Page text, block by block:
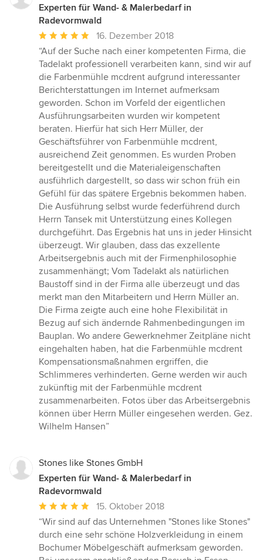
Experten für Wand- & Malerbedarf in
Radevormwald
Durchschnittliche
Bewertung:
5
von
5
Sternen
16. Dezember 2018
“Auf der Suche nach einer kompetenten Firma, die
Tadelakt professionell verarbeiten kann, sind wir auf
die Farbenmühle mcdrent aufgrund interessanter
Berichterstattungen im Internet aufmerksam
geworden. Schon im Vorfeld der eigentlichen
Ausführungsarbeiten wurden wir kompetent
beraten. Hierfür hat sich Herr Müller, der
Geschäftsführer von Farbenmühle mcdrent,
ausreichend Zeit genommen. Es wurden Proben
bereitgestellt und die Materialeigenschaften
ausführlich dargestellt, so dass wir schon früh ein
Gefühl für das spätere Ergebnis bekommen haben.
Die Ausführung selbst wurde federführend durch
Herrn Tansek mit Unterstützung eines Kollegen
durchgeführt. Das Ergebnis hat uns in jeder Hinsicht
überzeugt. Wir glauben, dass das exzellente
Arbeitsergebnis auch mit der Firmenphilosophie
zusammenhängt; Vom Tadelakt als natürlichen
Baustoff sind in der Firma alle überzeugt und das
merkt man den Mitarbeitern und Herrn Müller an.
Die Firma zeigte auch eine hohe Flexibilität in
Bezug auf sich ändernde Rahmenbedingungen im
Bauplan. Wo andere Gewerknehmer Zeitpläne nicht
eingehalten haben, hat die Farbenmühle mcdrent
Kompensationsmaßnahmen ergriffen, die
Schlimmeres verhinderten. Gerne werden wir auch
zukünftig mit der Farbenmühle mcdrent
zusammenarbeiten. Fotos über das Arbeitsergebnis
können über Herrn Müller eingesehen werden. Gez.
Wilhelm Hansen”
Stones like Stones GmbH
Experten für Wand- & Malerbedarf in
Radevormwald
Durchschnittliche
Bewertung:
5
von
15. Oktober 2018
“Wir sind auf das Unternehmen "Stones like Stones"
durch eine sehr schöne Holzverkleidung in einem
Bochumer Möbelgeschäft aufmerksam geworden.